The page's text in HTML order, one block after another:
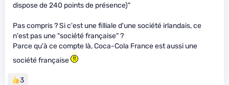
dispose de 240 points de présence)"
Pas compris ? Si c'est une filliale d'une société irlandais, ce
n'est pas une "société française" ?
Parce qu'à ce compte là, Coca-Cola France est aussi une
société française
3